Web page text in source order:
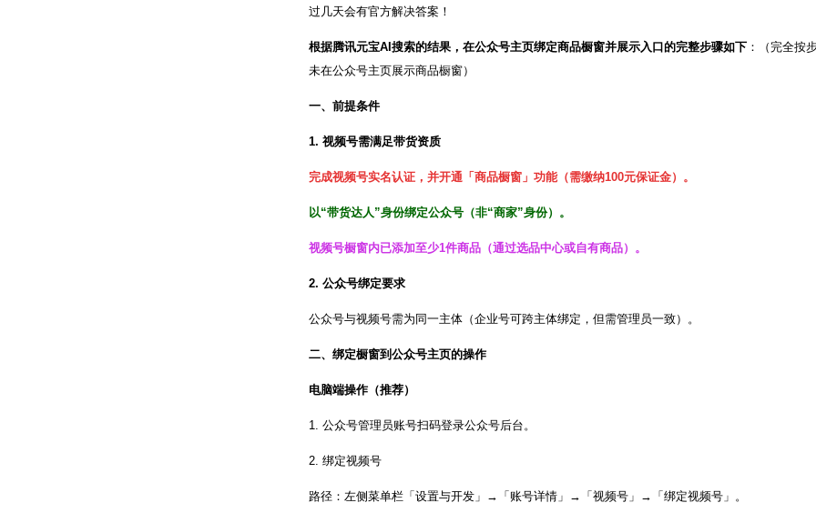
过几天会有官方解决答案！
根据腾讯元宝AI搜索的结果，在公众号主页绑定商品橱窗并展示入口的完整步骤如下：（完全按
未在公众号主页展示商品橱窗）
一、前提条件
1. 视频号需满足带货资质
完成视频号实名认证，并开通「商品橱窗」功能（需缴纳100元保证金）。
以“带货达人”身份绑定公众号（非“商家”身份）。
视频号橱窗内已添加至少1件商品（通过选品中心或自有商品）。
2. 公众号绑定要求
公众号与视频号需为同一主体（企业号可跨主体绑定，但需管理员一致）。
二、绑定橱窗到公众号主页的操作
电脑端操作（推荐）
1. 公众号管理员账号扫码登录公众号后台。
2. 绑定视频号
路径：左侧菜单栏「设置与开发」→「账号详情」→「视频号」→「绑定视频号」。